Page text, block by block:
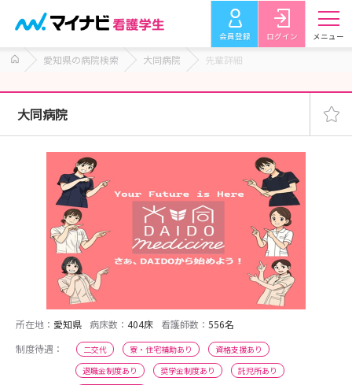
会員登録 ログイン メニュー
愛知県の病院検索 大同病院 先輩詳細
大同病院
所在地： 愛知県 病床数： 404床 看護師数： 556名
制度待遇：
二交代 寮・住宅補助あり
資格支援あり
退職金制度あり
奨学金制度あり
託児所あり